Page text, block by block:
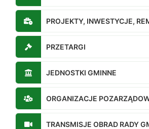
PROJEKTY, INWESTYCJE,
PRZETARGI
JEDNOSTKI GMINNE
ORGANIZACJE
TRANSMISJE OBRAD RADY